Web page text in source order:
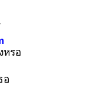
หรอ
อ